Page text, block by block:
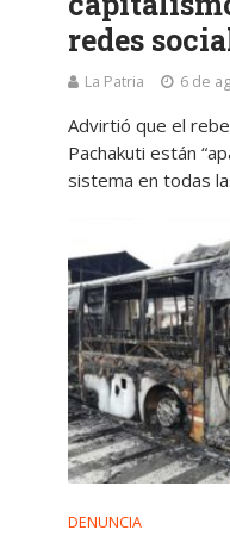
redes
La Patria 6 de
Advirtió que el
Pachakuti están
sistema en todas
DENUNCIA